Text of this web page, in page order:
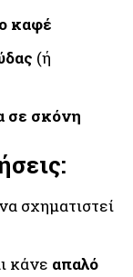
καφέ
(ή
σε σκόνη
σχηματιστεί
κάνε απαλό